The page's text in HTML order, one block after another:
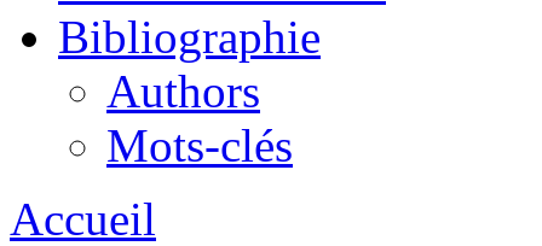
Bibliographie
Authors
Mots-clés
Accueil